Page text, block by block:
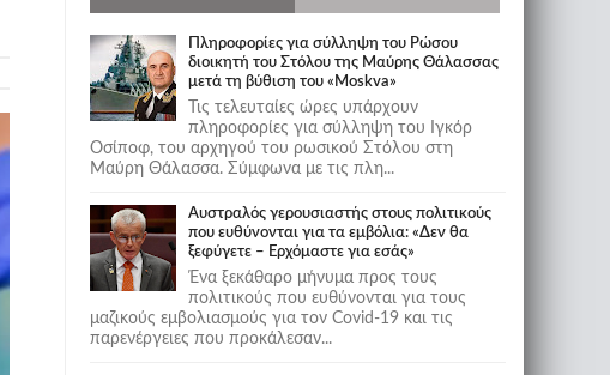
Πληροφορίες για σύλληψη του Ρώσου
διοικητή του Στόλου της Mαύρης Θάλασσας
μετά τη βύθιση του «Moskva»
Τις τελευταίες ώρες υπάρχουν
πληροφορίες για σύλληψη του Ιγκόρ
Οσίποφ, του αρχηγού του ρωσικού Στόλου στη
Μαύρη Θάλασσα. Σύμφωνα με τις πλη...
Αυστραλός γερουσιαστής στους πολιτικούς
που ευθύνονται για τα εμβόλια: «Δεν θα
ξεφύγετε – Ερχόμαστε για εσάς»
Ένα ξεκάθαρο μήνυμα προς τους
πολιτικούς που ευθύνονται για τους
μαζικούς εμβολιασμούς για τον Covid-19 και τις
παρενέργειες που προκάλεσαν...